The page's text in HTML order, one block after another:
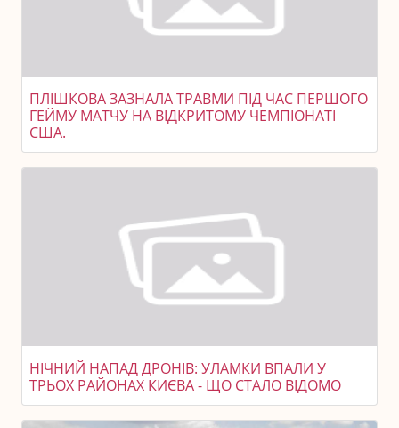
ПЛІШКОВА ЗАЗНАЛА ТРАВМИ ПІД ЧАС ПЕРШОГО
ГЕЙМУ МАТЧУ НА ВІДКРИТОМУ ЧЕМПІОНАТІ
США.
НІЧНИЙ НАПАД ДРОНІВ: УЛАМКИ ВПАЛИ У
ТРЬОХ РАЙОНАХ КИЄВА - ЩО СТАЛО ВІДОМО